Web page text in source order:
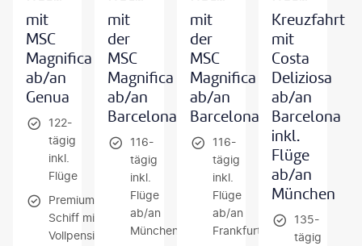
mit
MSC
Magnifica
ab/an
Genua
122-
tägig
inkl.
Flüge
Premium-
Schiff mit
Vollpension
mit
der
MSC
Magnifica
ab/an
Barcelona
116-
tägig
inkl.
Flüge
ab/an
München
mit
der
MSC
Magnifica
ab/an
Barcelona
116-
tägig
inkl.
Flüge
ab/an
Frankfurt
Kreuzfahrt
mit
Costa
Deliziosa
ab/an
Barcelona
inkl.
Flüge
ab/an
München
135-
tägig